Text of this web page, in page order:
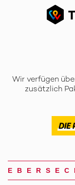
Wir verfügen
zusätzlich